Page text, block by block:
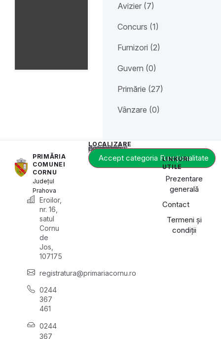
Avizier (7)
Concurs (1)
Furnizori (2)
Guvern (0)
Primărie (27)
Vânzare (0)
PRIMĂRIA
COMUNEI
CORNU
Județul
Prahova
Eroilor,
nr. 16,
satul
Cornu
de
Jos,
107175
registratura@primariacornu.ro
0244
367
461
0244
367
LOCALIZARE
Acest conținut este blocat până când acceptați categoria de cookie-uri necesară.
Accept categoria Funcționalitate
LINKURI
UTILE
Prezentare
generală
Contact
Termeni și
condiții